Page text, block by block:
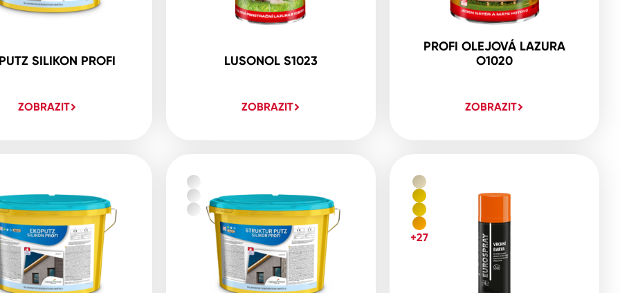
SILIKON PROFI
ZOBRAZIT
LUSONOL S1023
ZOBRAZIT
PROFI OLEJOVÁ LAZURA
O1020
ZOBRAZIT
+27